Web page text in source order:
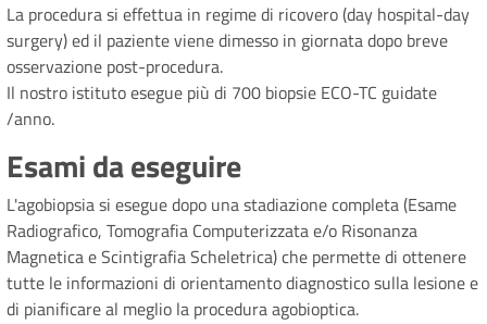
La procedura si effettua in regime di ricovero (day hospital-day
surgery) ed il paziente viene dimesso in giornata dopo breve
osservazione post-procedura.
Il nostro istituto esegue più di 700 biopsie ECO-TC guidate
/anno.
Esami da eseguire
L'agobiopsia si esegue dopo una stadiazione completa (Esame
Radiografico, Tomografia Computerizzata e/o Risonanza
Magnetica e Scintigrafia Scheletrica) che permette di ottenere
tutte le informazioni di orientamento diagnostico sulla lesione e
di pianificare al meglio la procedura agobioptica.